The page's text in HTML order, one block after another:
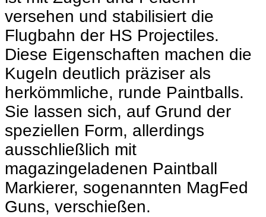
versehen und stabilisiert die
Flugbahn der HS Projectiles.
Diese Eigenschaften machen die
Kugeln deutlich präziser als
herkömmliche, runde Paintballs.
Sie lassen sich, auf Grund der
speziellen Form, allerdings
ausschließlich mit
magazingeladenen Paintball
Markierer, sogenannten MagFed
Guns, verschießen.